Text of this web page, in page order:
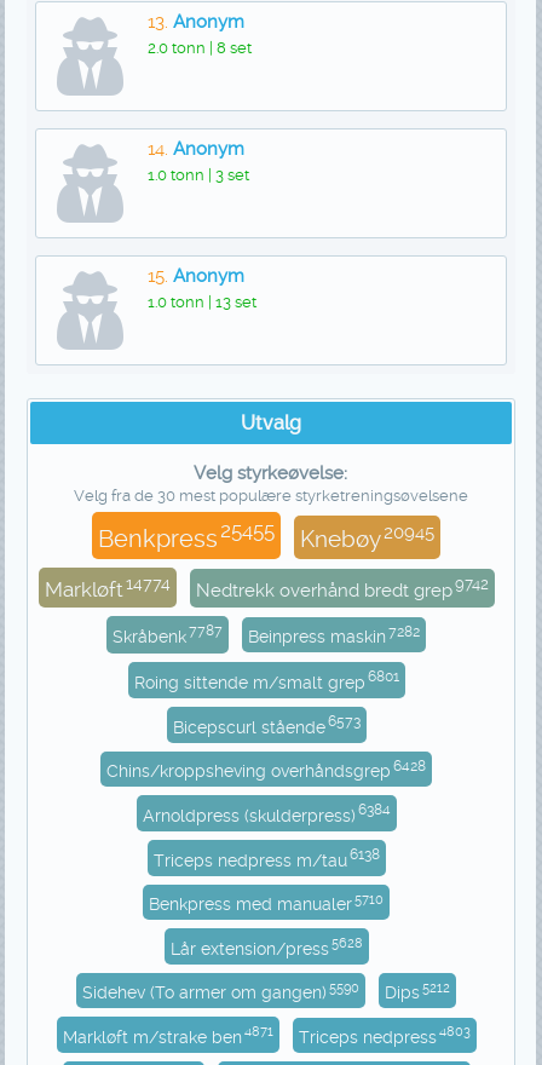
13. Anonym
2.0 tonn | 8 set
14. Anonym
1.0 tonn | 3 set
15. Anonym
1.0 tonn | 13 set
Utvalg
Velg styrkeøvelse:
Velg fra de 30 mest populære styrketreningsøvelsene
Benkpress 25455 Knebøy20945
Markløft14774 Nedtrekk overhånd bredt grep9742
Skråbenk7787 Beinpress maskin 7282
Roing sittende m/smalt grep 6801
Bicepscurl stående6573
Chins/kroppsheving overhåndsgrep 6428
Arnoldpress (skulderpress) 6384
Triceps nedpress m/tau6138
Benkpress med manualer5710
Lår extension/press5628
Sidehev (To armer om gangen) 5590 Dips5212
Markløft m/strake ben4871 Triceps nedpress4803